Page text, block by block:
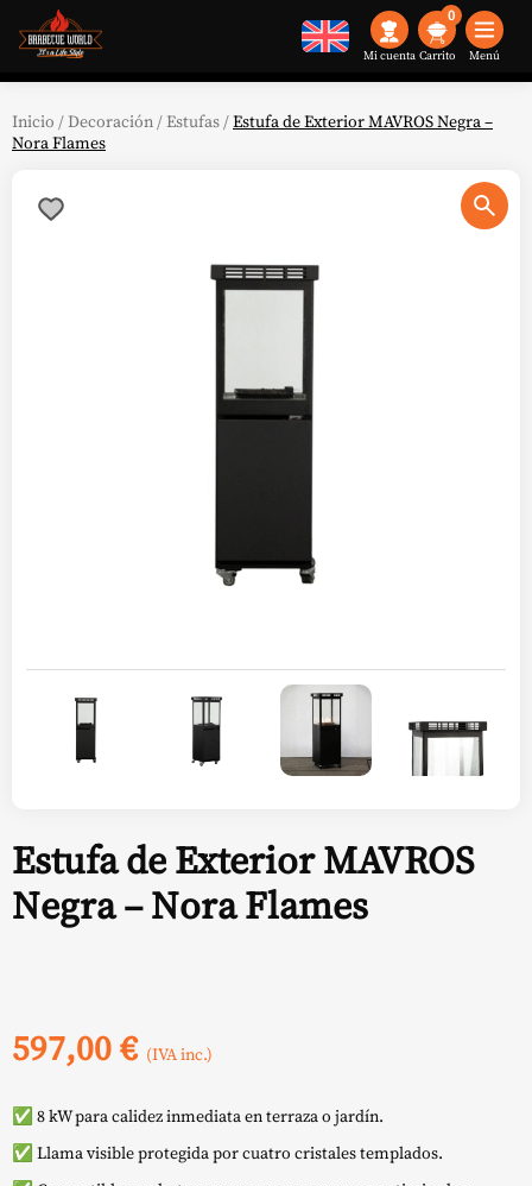
Mi cuenta
0
Menú
Inicio /Decoración /Estufas /Estufa de Exterior MAVROS Negra –
Nora Flames
Estufa de Exterior MAVROS
Negra – Nora Flames
597,00€ (IVA inc.)
✅ 8 kW para calidez inmediata en terraza o jardín.
✅ Llama visible protegida por cuatro cristales templados.